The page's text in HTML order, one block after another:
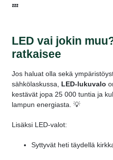
💤
LED vai jokin
ratkaisee
Jos haluat olla sekä
sähkölaskussa, LED-lukuvalo
kestävät jopa 25 000 tuntia ja
lampun energiasta. 💡
Lisäksi LED-valot:
Syttyvät heti täydellä